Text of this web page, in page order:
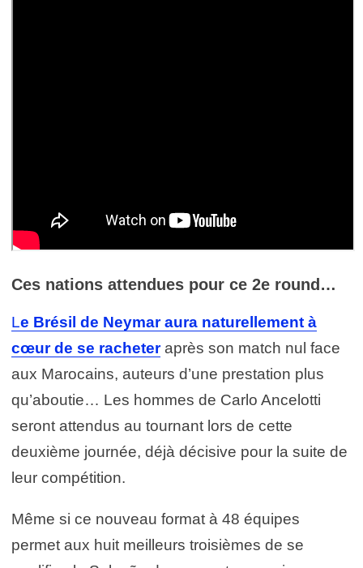
Ces nations attendues pour ce 2e round…
Le Brésil de Neymar aura naturellement à
cœur de se racheteraprès son match nul face
aux Marocains, auteurs d’une prestation plus
qu’aboutie… Les hommes de Carlo Ancelotti
seront attendus au tournant lors de cette
deuxième journée, déjà décisive pour la suite de
leur compétition.
Même si ce nouveau format à 48 équipes
permet aux huit meilleurs troisièmes de se